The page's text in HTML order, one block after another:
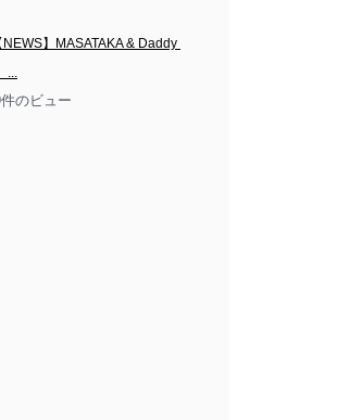
NEWS】MASATAKA & Daddy
...
のビュー